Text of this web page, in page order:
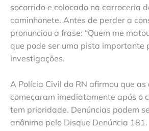
socorrido e colocado na carroceria
caminhonete. Antes de perder a
pronunciou a frase: “Quem me
que pode ser uma pista importante
investigações.
A Polícia Civil do RN afirmou que as
começaram imediatamente após o
tem prioridade. Denúncias podem
anônima pelo Disque Denúncia 181.